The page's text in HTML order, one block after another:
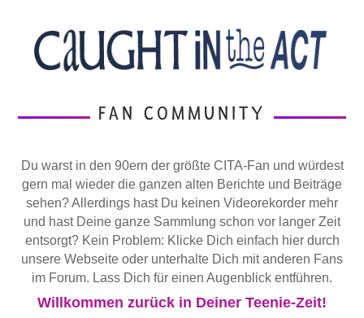
FAN COMMUNITY
Du warst in den 90ern der größte CITA-Fan und würdest
gern mal wieder die ganzen alten Berichte und Beiträge
sehen? Allerdings hast Du keinen Videorekorder mehr
und hast Deine ganze Sammlung schon vor langer Zeit
entsorgt? Kein Problem: Klicke Dich einfach hier durch
unsere Webseite oder unterhalte Dich mit anderen Fans
im Forum. Lass Dich für einen Augenblick entführen.
Willkommen zurück in Deiner Teenie-Zeit!